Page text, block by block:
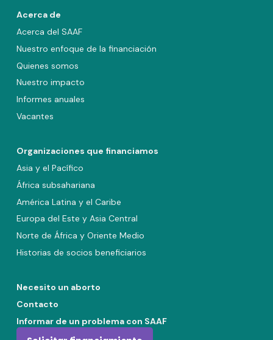
Acerca de
Acerca del SAAF
Nuestro enfoque de la financiación
Quienes somos
Nuestro impacto
Informes anuales
Vacantes
Organizaciones que financiamos
Asia y el Pacífico
África subsahariana
América Latina y el Caribe
Europa del Este y Asia Central
Norte de África y Oriente Medio
Historias de socios beneficiarios
Necesito un aborto
Contacto
Informar de un problema con SAAF